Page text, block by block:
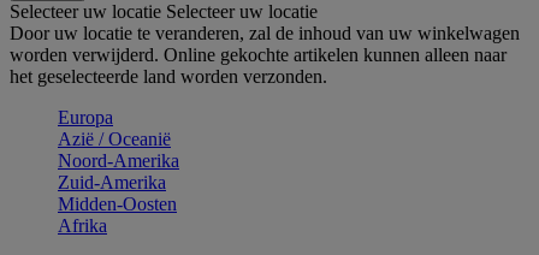
Selecteer uw locatie Selecteer uw locatie
Door uw locatie te veranderen, zal de inhoud van uw winkelwagen
worden verwijderd. Online gekochte artikelen kunnen alleen naar
het geselecteerde land worden verzonden.
Europa
Aziё / Oceaniё
Noord-Amerika
Zuid-Amerika
Midden-Oosten
Afrika